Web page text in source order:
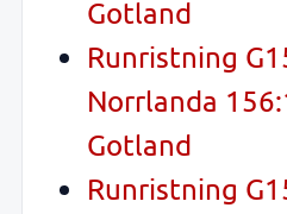
Gotland
Runristning
Norrlanda
Gotland
Runristning